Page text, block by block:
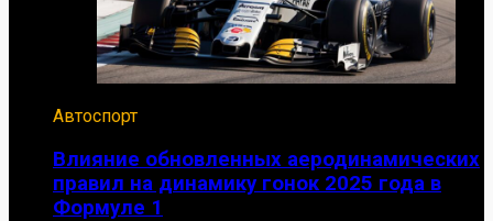
Автоспорт
Влияние обновленных аеродинамических
правил на динамику гонок 2025 года в
Формуле 1